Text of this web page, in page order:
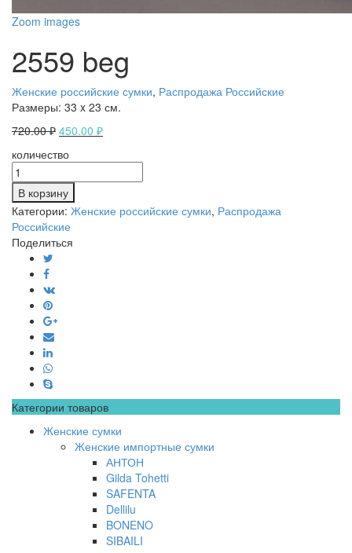
Zoom images
2559 beg
Женские российские сумки, Распродажа Российские
Размеры: 33 x 23 см.
720.00₽ 450.00 ₽
количество
В корзину
Категории: Женские российские сумки, Распродажа
Российские
Поделиться
Категории товаров
Женские сумки
Женские импортные сумки
АНТОН
Gilda Tohetti
SAFENTA
Dellilu
BONENO
SIBAILI